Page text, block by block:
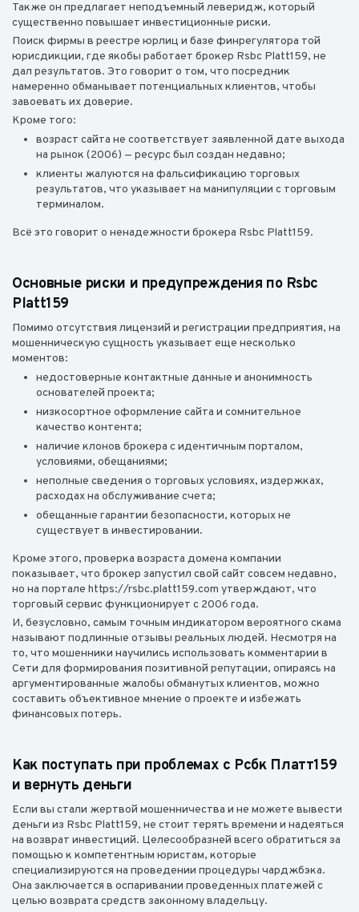
Также он предлагает неподъемный леверидж, который
существенно повышает инвестиционные риски.
Поиск фирмы в реестре юрлиц и базе финрегулятора той
юрисдикции, где якобы работает брокер Rsbc Platt159, не
дал результатов. Это говорит о том, что посредник
намеренно обманывает потенциальных клиентов, чтобы
завоевать их доверие.
Кроме того:
возраст сайта не соответствует заявленной дате выхода
на рынок (2006) — ресурс был создан недавно;
клиенты жалуются на фальсификацию торговых
результатов, что указывает на манипуляции с торговым
терминалом.
Всё это говорит о ненадежности брокера Rsbc Platt159.
Основные риски и предупреждения по Rsbc
Platt159
Помимо отсутствия лицензий и регистрации предприятия, на
мошенническую сущность указывает еще несколько
моментов:
недостоверные контактные данные и анонимность
основателей проекта;
низкосортное оформление сайта и сомнительное
качество контента;
наличие клонов брокера с идентичным порталом,
условиями, обещаниями;
неполные сведения о торговых условиях, издержках,
расходах на обслуживание счета;
обещанные гарантии безопасности, которых не
существует в инвестировании.
Кроме этого, проверка возраста домена компании
показывает, что брокер запустил свой сайт совсем недавно,
но на портале https://rsbc.platt159.com утверждают, что
торговый сервис функционирует с 2006 года.
И, безусловно, самым точным индикатором вероятного скама
называют подлинные отзывы реальных людей. Несмотря на
то, что мошенники научились использовать комментарии в
Сети для формирования позитивной репутации, опираясь на
аргументированные жалобы обманутых клиентов, можно
составить объективное мнение о проекте и избежать
финансовых потерь.
Как поступать при проблемах с Рсбк Платт159
и вернуть деньги
Если вы стали жертвой мошенничества и не можете вывести
деньги из Rsbc Platt159, не стоит терять времени и надеяться
на возврат инвестиций. Целесообразней всего обратиться за
помощью к компетентным юристам, которые
специализируются на проведении процедуры чарджбэка.
Она заключается в оспаривании проведенных платежей с
целью возврата средств законному владельцу.